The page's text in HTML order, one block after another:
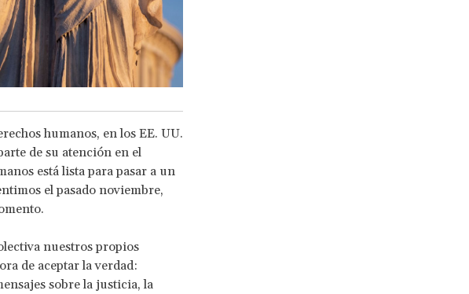
humanos, en los EE. UU.
de su atención en el
está lista para pasar a un
el pasado noviembre,
nuestros propios
de aceptar la verdad:
sobre la justicia, la